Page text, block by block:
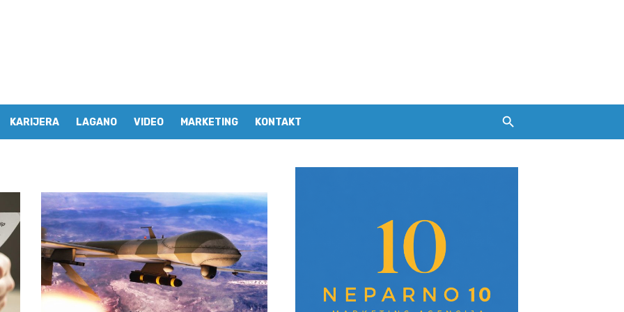
KARIJERA LAGANO VIDEO MARKETING KONTAKT